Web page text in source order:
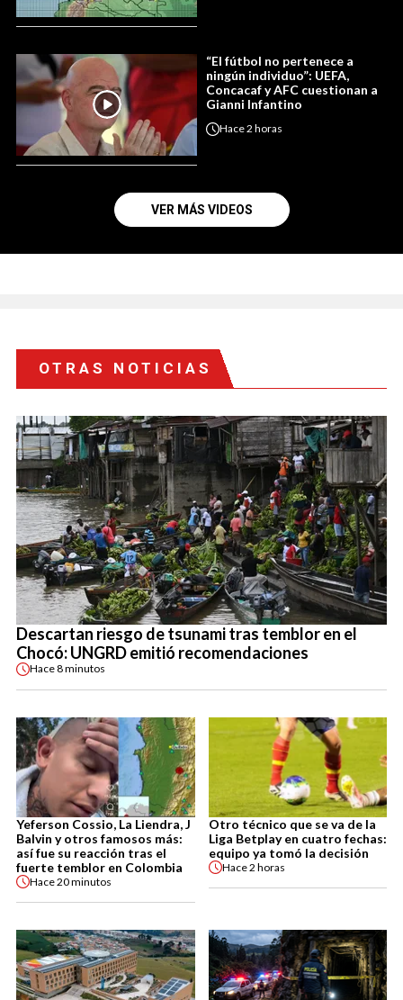
“El fútbol no pertenece a
ningún individuo”: UEFA,
Concacaf y AFC cuestionan a
Gianni Infantino
Hace2 horas
VER MÁS VIDEOS
OTRAS NOTICIAS
Descartan riesgo de tsunami tras temblor en el
Chocó: UNGRD emitió recomendaciones
Hace8 minutos
Yeferson Cossio, La Liendra, J
Balvin y otros famosos más:
así fue su reacción tras el
fuerte temblor en Colombia
Hace20 minutos
Otro técnico que se va de la
Liga Betplay en cuatro fechas:
equipo ya tomó la decisión
Hace2 horas